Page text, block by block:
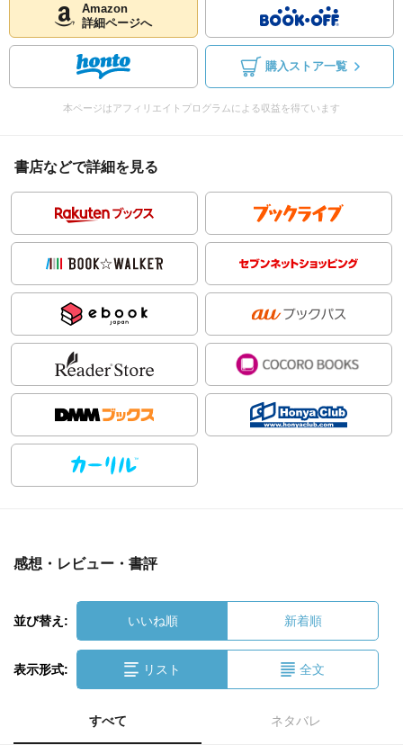
Amazon
詳細ページへ
購入ストア一覧
本ページはアフィリエイトプログラムによる収益を得ています
書店などで詳細を見る
感想・レビュー・書評
並び替え: いいね順 新着順
表示形式: リスト 全文
すべて ネタバレ